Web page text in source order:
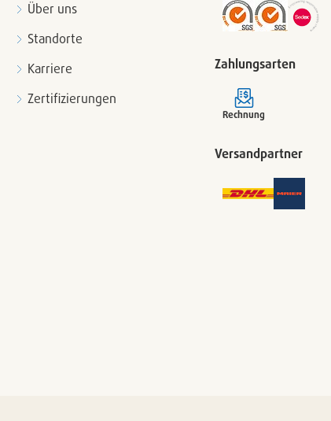
Über uns
Standorte
Karriere
Zertifizierungen
Zahlungsarten
Rechnung
Versandpartner